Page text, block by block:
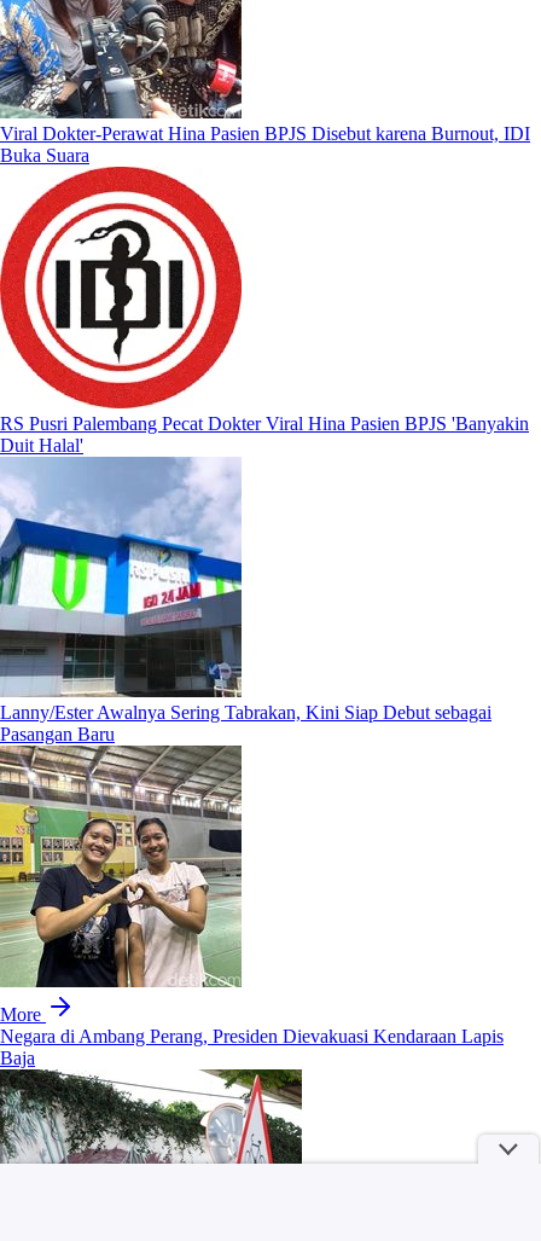
Viral Dokter-Perawat Hina Pasien BPJS Disebut karena Burnout, IDI
Buka Suara
RS Pusri Palembang Pecat Dokter Viral Hina Pasien BPJS 'Banyakin
Duit Halal'
Lanny/Ester Awalnya Sering Tabrakan, Kini Siap Debut sebagai
Pasangan Baru
More
Negara di Ambang Perang, Presiden Dievakuasi Kendaraan Lapis
Baja